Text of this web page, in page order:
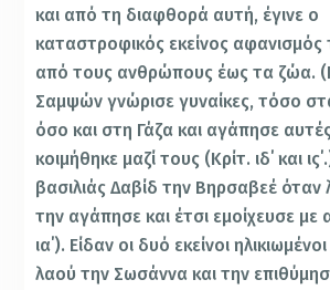
και από τη διαφθορά αυτή, έγινε ο
καταστροφικός εκείνος αφανισμός
από τους ανθρώπους έως τα ζώα.
Σαμψών γνώρισε γυναίκες, τόσο
όσο και στη Γάζα και αγάπησε
κοιμήθηκε μαζί τους (Κρίτ. ιδ΄ και
βασιλιάς Δαβίδ την Βηρσαβεέ όταν
την αγάπησε και έτσι εμοίχευσε με
ια΄). Είδαν οι δυό εκείνοι
λαού την Σωσάννα και την